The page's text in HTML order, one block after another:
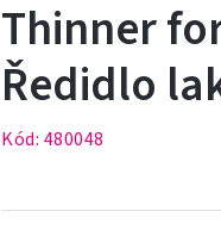
Thinner
Ředidlo
Kód: 480048